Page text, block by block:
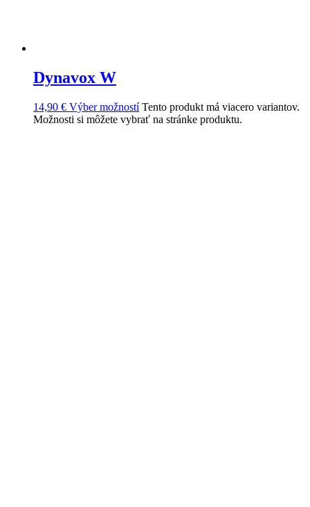
Dynavox W
14,90 € Výber možností Tento produkt má viacero variantov.
Možnosti si môžete vybrať na stránke produktu.